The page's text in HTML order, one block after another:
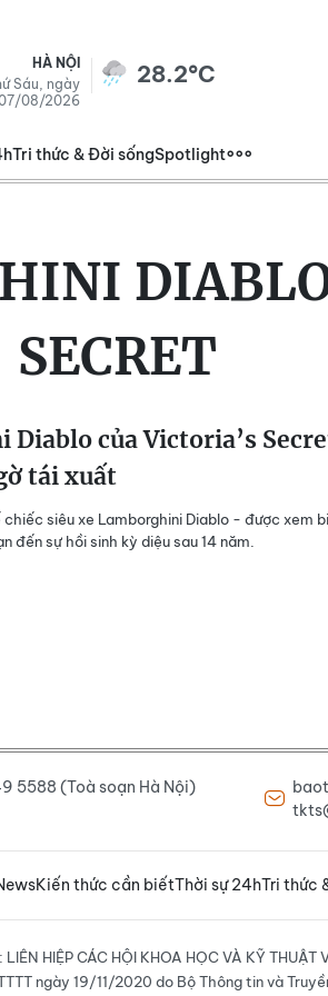
HÀ NỘI
Sáu, ngày
08/2026
28.2°C
Tri thức & Đời sốngSpotlight
SECRET
Diablo của Victoria’s
tái xuất
siêu xe Lamborghini Diablo - được xem
sự hồi sinh kỳ diệu sau 14 năm.
5588 (Toà soạn Hà Nội)
Kiến thức cần biếtThời sự 24hTri thức
HIỆP CÁC HỘI KHOA HỌC VÀ KỸ THUẬT
ngày 19/11/2020 do Bộ Thông tin và